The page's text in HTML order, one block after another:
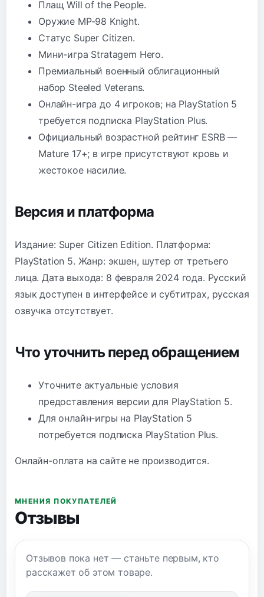
Плащ Will of the People.
Оружие MP-98 Knight.
Статус Super Citizen.
Мини-игра Stratagem Hero.
Премиальный военный облигационный
набор Steeled Veterans.
Онлайн-игра до 4 игроков; на PlayStation 5
требуется подписка PlayStation Plus.
Официальный возрастной рейтинг ESRB —
Mature 17+; в игре присутствуют кровь и
жестокое насилие.
Версия и платформа
Издание: Super Citizen Edition. Платформа:
PlayStation 5. Жанр: экшен, шутер от третьего
лица. Дата выхода: 8 февраля 2024 года. Русский
язык доступен в интерфейсе и субтитрах, русская
озвучка отсутствует.
Что уточнить перед обращением
Уточните актуальные условия
предоставления версии для PlayStation 5.
Для онлайн-игры на PlayStation 5
потребуется подписка PlayStation Plus.
Онлайн-оплата на сайте не производится.
МНЕНИЯ ПОКУПАТЕЛЕЙ
Отзывы
Отзывов пока нет — станьте первым, кто
расскажет об этом товаре.